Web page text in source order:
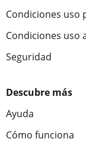
Condiciones uso
Condiciones uso
Seguridad
Descubre más
Ayuda
Cómo funciona